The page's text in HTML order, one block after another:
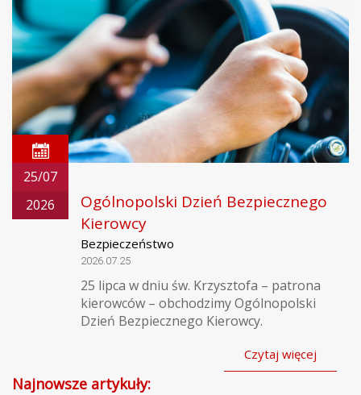
25/07
2026
Ogólnopolski Dzień Bezpiecznego
Kierowcy
Bezpieczeństwo
2026.07.25
25 lipca w dniu św. Krzysztofa – patrona
kierowców – obchodzimy Ogólnopolski
Dzień Bezpiecznego Kierowcy.
Czytaj więcej
Najnowsze artykuły: